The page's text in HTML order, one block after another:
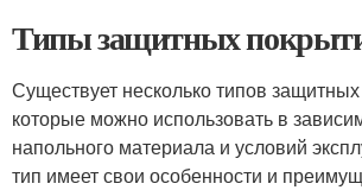
Типы защитных
Существует несколько типов
которые можно использовать в
напольного материала и условий
тип имеет свои особенности и